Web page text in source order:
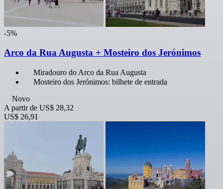
-5%
Arco da Rua Augusta + Mosteiro dos Jerónimos
Miradouro do Arco da Rua Augusta
Mosteiro dos Jerónimos: bilhete de entrada
Novo
A partir de US$ 28,32
US$ 26,91